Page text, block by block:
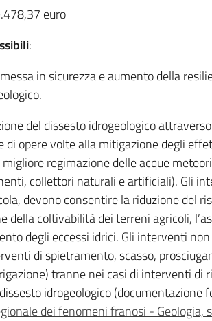
euro
:
in sicurezza e aumento della
del dissesto idrogeologico
di opere volte alla mitigazione degli
regimazione delle acque
collettori naturali e artificiali). Gli
devono consentire la riduzione del
della coltivabilità dei terreni agricoli,
degli eccessi idrici. Gli interventi
di spietramento, scasso,
tranne nei casi di interventi di
idrogeologico (documentazione
dei fenomeni franosi - Geologia,